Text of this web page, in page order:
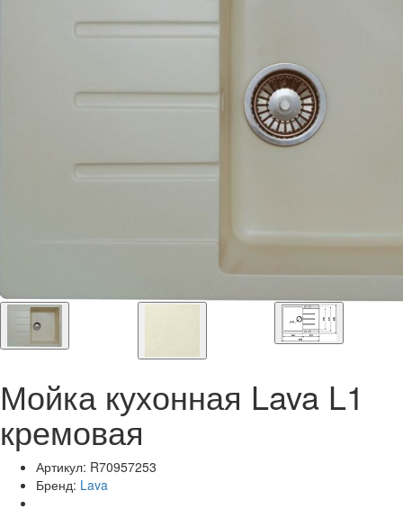
Мойка кухонная Lava L1
кремовая
Артикул: R70957253
Бренд: Lava